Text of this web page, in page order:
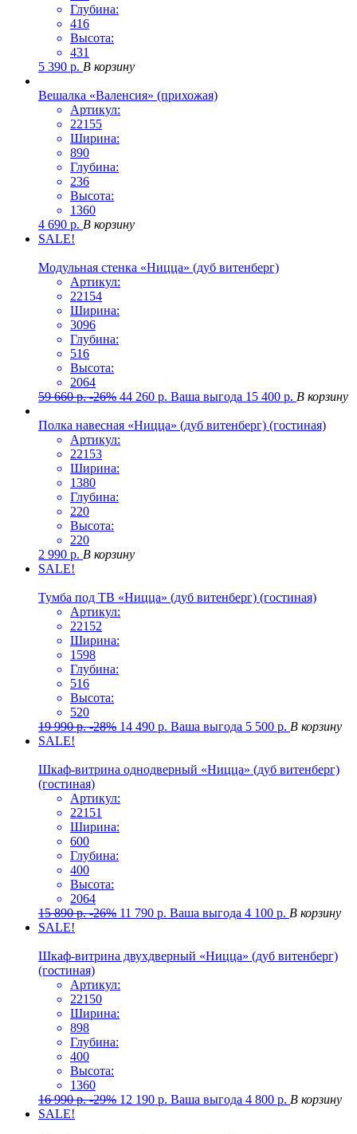
Глубина:
416
Высота:
431
5 390 р. В корзину
Вешалка «Валенсия» (прихожая)
Артикул:
22155
Ширина:
890
Глубина:
236
Высота:
1360
4 690 р. В корзину
SALE!
Модульная стенка «Ницца» (дуб витенберг)
Артикул:
22154
Ширина:
3096
Глубина:
516
Высота:
2064
59 660р. -26% 44 260 р. Ваша выгода 15 400 р. В корзину
Полка навесная «Ницца» (дуб витенберг) (гостиная)
Артикул:
22153
Ширина:
1380
Глубина:
220
Высота:
220
2 990 р. В корзину
SALE!
Тумба под ТВ «Ницца» (дуб витенберг) (гостиная)
Артикул:
22152
Ширина:
1598
Глубина:
516
Высота:
520
19 990р. -28% 14 490 р. Ваша выгода 5 500 р. В корзину
SALE!
Шкаф-витрина однодверный «Ницца» (дуб витенберг)
(гостиная)
Артикул:
22151
Ширина:
600
Глубина:
400
Высота:
2064
15 890р. -26% 11 790 р. Ваша выгода 4 100 р. В корзину
SALE!
Шкаф-витрина двухдверный «Ницца» (дуб витенберг)
(гостиная)
Артикул:
22150
Ширина:
898
Глубина:
400
Высота:
1360
16 990р. -29% 12 190 р. Ваша выгода 4 800 р. В корзину
SALE!